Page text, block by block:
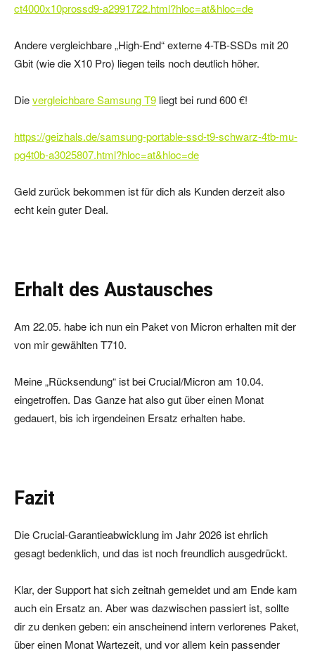
ct4000x10prossd9-a2991722.html?hloc=at&hloc=de
Andere vergleichbare „High-End“ externe 4-TB-SSDs mit 20
Gbit (wie die X10 Pro) liegen teils noch deutlich höher.
Dievergleichbare Samsung T9 liegt bei rund 600 €!
https://geizhals.de/samsung-portable-ssd-t9-schwarz-4tb-mu-
pg4t0b-a3025807.html?hloc=at&hloc=de
Geld zurück bekommen ist für dich als Kunden derzeit also
echt kein guter Deal.
Erhalt des Austausches
Am 22.05. habe ich nun ein Paket von Micron erhalten mit der
von mir gewählten T710.
Meine „Rücksendung“ ist bei Crucial/Micron am 10.04.
eingetroffen. Das Ganze hat also gut über einen Monat
gedauert, bis ich irgendeinen Ersatz erhalten habe.
Fazit
Die Crucial-Garantieabwicklung im Jahr 2026 ist ehrlich
gesagt bedenklich, und das ist noch freundlich ausgedrückt.
Klar, der Support hat sich zeitnah gemeldet und am Ende kam
auch ein Ersatz an. Aber was dazwischen passiert ist, sollte
dir zu denken geben: ein anscheinend intern verlorenes Paket,
über einen Monat Wartezeit, und vor allem kein passender